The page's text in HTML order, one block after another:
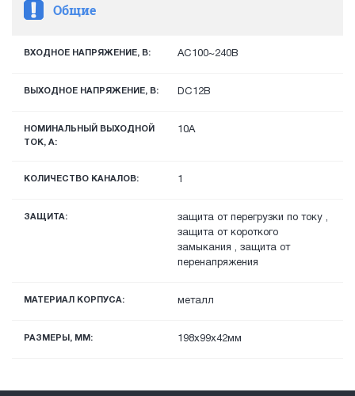
Общие
ВХОДНОЕ НАПРЯЖЕНИЕ, В: AC100~240В
ВЫХОДНОЕ НАПРЯЖЕНИЕ, В: DC12В
НОМИНАЛЬНЫЙ ВЫХОДНОЙ
ТОК, А:
10А
КОЛИЧЕСТВО КАНАЛОВ: 1
ЗАЩИТА:
защита от перегрузки по току ,
защита от короткого
замыкания , защита от
перенапряжения
МАТЕРИАЛ КОРПУСА: металл
РАЗМЕРЫ, ММ: 198x99x42мм